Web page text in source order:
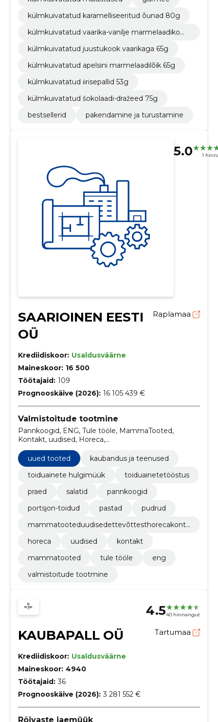
külmkuivatatud karamelliseeritud õunad 80g
külmkuivatatud vaarika-vanilje marmelaadikom
külmkuivatatud juustukook vaarikaga 65g
külmkuivatatud apelsini marmelaadilõik 65g
külmkuivatatud iirisepallid 53g
külmkuivatatud šokolaadi-dražeed 75g
bestsellerid
pakendamine ja turustamine
5.0 1
SAARIOINEN EESTI
OÜ
Raplamaa
Krediidiskoor: Usaldusväärne
Maineskoor: 16 500
Töötajaid: 109
Prognooskäive (2026): 16 105 439 €
Valmistoitude tootmine
Pannkoogid, ENG, Tule tööle, MammaTooted,
Kontakt, uudised, Horeca,
MammaTootedUudisedEttevõttestHorecaKontaktTule
tööleENG, Pudrud, Pastad
uued tooted
kaubandus ja teenused
toiduainete hulgimüük
toiduainetetööstus
praed
salatid
pannkoogid
portsjon-toidud
pastad
pudrud
mammatooteduudisedettevõttesthorecakonta
horeca
uudised
kontakt
mammatooted
tule tööle
eng
valmistoitude tootmine
4.540 hinnangut
KAUBAPALL OÜ Tartumaa
Krediidiskoor: Usaldusväärne
Maineskoor: 4940
Töötajaid: 36
Prognooskäive (2026): 3 281 552 €
Rõivaste jaemüük